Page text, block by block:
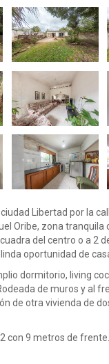
Libertad por la
Oribe, zona tranquila
del centro o a 2
oportunidad de
dormitorio, living
de muros y al
de otra vivienda de
con 9 metros de frente.